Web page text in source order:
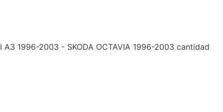
A3 1996-2003 - SKODA OCTAVIA 1996-2003 cantidad